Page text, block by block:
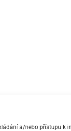
a/nebo přístupu